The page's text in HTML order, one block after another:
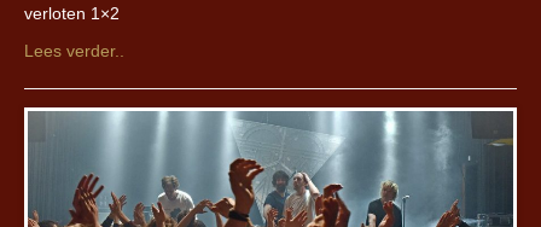
verloten 1×2
Lees verder..